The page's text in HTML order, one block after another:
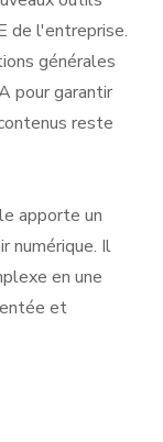
de l'entreprise.
générales
pour garantir
reste
apporte un
numérique. Il
en une
et